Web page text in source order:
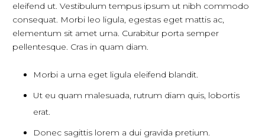
eleifend ut. Vestibulum tempus ipsum ut nibh commodo
consequat. Morbi leo ligula, egestas eget mattis ac,
elementum sit amet urna. Curabitur porta semper
pellentesque. Cras in quam diam.
Morbi a urna eget ligula eleifend blandit.
Ut eu quam malesuada, rutrum diam quis, lobortis
erat.
Donec sagittis lorem a dui gravida pretium.